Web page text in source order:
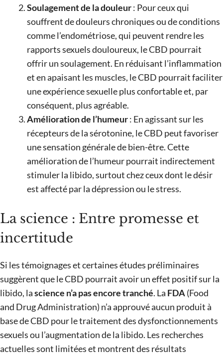
Soulagement de la douleur: Pour ceux qui
souffrent de douleurs chroniques ou de conditions
comme l’endométriose, qui peuvent rendre les
rapports sexuels douloureux, le CBD pourrait
offrir un soulagement. En réduisant l’inflammation
et en apaisant les muscles, le CBD pourrait faciliter
une expérience sexuelle plus confortable et, par
conséquent, plus agréable​.
Amélioration de l’humeur: En agissant sur les
récepteurs de la sérotonine, le CBD peut favoriser
une sensation générale de bien-être. Cette
amélioration de l’humeur pourrait indirectement
stimuler la libido, surtout chez ceux dont le désir
est affecté par la dépression ou le stress​.
La science : Entre promesse et
incertitude
Si les témoignages et certaines études préliminaires
suggèrent que le CBD pourrait avoir un effet positif sur la
libido, lascience n’a pas encore tranché. La FDA(Food
and Drug Administration) n’a approuvé aucun produit à
base de CBD pour le traitement des dysfonctionnements
sexuels ou l’augmentation de la libido. Les recherches
actuelles sont limitées et montrent des résultats